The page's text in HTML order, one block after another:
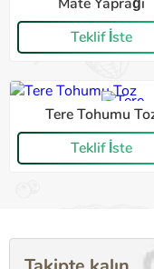
Teklif İste
Tere Tohumu
Teklif İste